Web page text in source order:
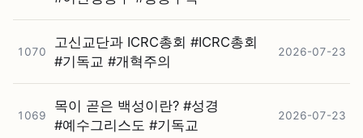
1070
고신교단과 ICRC총회 #⁠ICRC총회
#⁠기독교 #⁠개혁주의
2026-07-23
1069
목이 곧은 백성이란? #⁠성경
#⁠예수그리스도 #⁠기독교
2026-07-23